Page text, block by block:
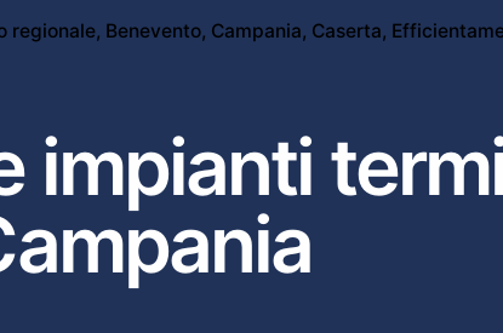
regionale Benevento Campania Caserta
impianti